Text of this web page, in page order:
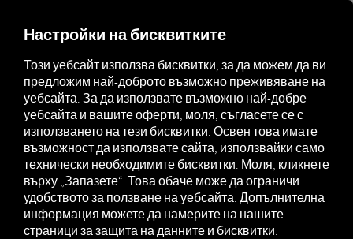
Marketplace Connectors LKW Walter Connect
КАМИОНИ WALTER
CONNECT
Настройки на бисквитките
Този уебсайт използва бисквитки, за да можем да ви
предложим най-доброто възможно преживяване на
уебсайта. За да използвате възможно най-добре
уебсайта и вашите оферти, моля, съгласете се с
използването на тези бисквитки. Освен това имате
възможност да използвате сайта, използвайки само
технически необходимите бисквитки. Моля, кликнете
върху „Запазете“. Това обаче може да ограничи
удобството за ползване на уебсайта. Допълнителна
информация можете да намерите на нашите
страници за защита на данните и бисквитки.